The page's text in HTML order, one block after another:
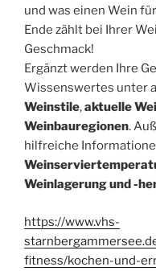
und was einen Wein
Ende zählt bei Ihrer
Geschmack!
Ergänzt werden Ihre
Wissenswertes unter
Weinstile,aktuelle
Weinbauregionen.
hilfreiche
Weinlagerung und -
https://www.vhs-
fitness/kochen-und-